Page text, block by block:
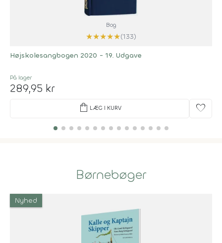
Bog
★★★★★(133)
Højskolesangbogen 2020 - 19. Udgave
På lager
289,95 kr
shopping_bag LÆG I KURV favorite
Børnebøger
Nyhed